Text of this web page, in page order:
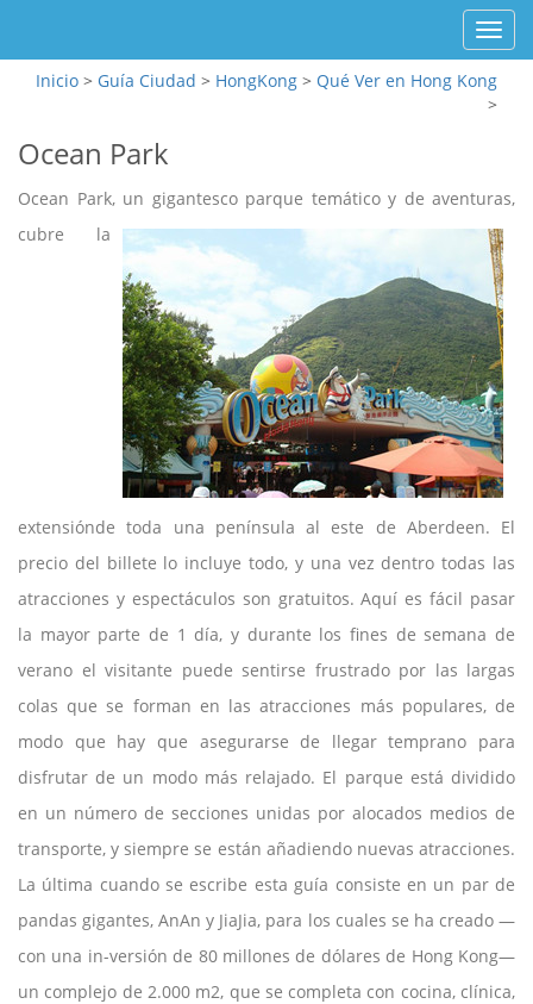
Inicio > Guía Ciudad > HongKong > Qué Ver en Hong Kong
>
Ocean Park
Ocean Park, un gigantesco parque temático y de aventuras,
cubre la
extensiónde toda una península al este de Aberdeen. El
precio del billete lo incluye todo, y una vez dentro todas las
atracciones y espectáculos son gratuitos. Aquí es fácil pasar
la mayor parte de 1 día, y durante los fines de semana de
verano el visitante puede sentirse frustrado por las largas
colas que se forman en las atracciones más populares, de
modo que hay que asegurarse de llegar temprano para
disfrutar de un modo más relajado. El parque está dividido
en un número de secciones unidas por alocados medios de
transporte, y siempre se están añadiendo nuevas atracciones.
La última cuando se escribe esta guía consiste en un par de
pandas gigantes, AnAn y JiaJia, para los cuales se ha creado —
con una in-versión de 80 millones de dólares de Hong Kong—
un complejo de 2.000 m2, que se completa con cocina, clínica,